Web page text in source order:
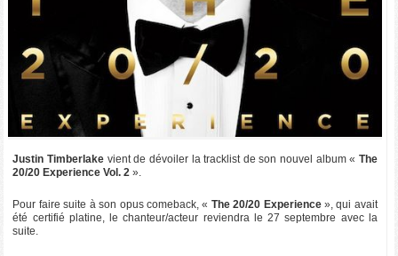
Justin Timberlake vient de dévoiler la tracklist de son nouvel album « The
20/20 Experience Vol. 2 ».
Pour faire suite à son opus comeback, « The 20/20 Experience », qui avait
été certifié platine, le chanteur/acteur reviendra le 27 septembre avec la
suite.